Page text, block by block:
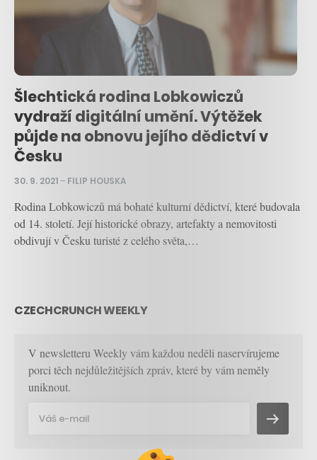
Šlechtická rodina Lobkowiczů
vydraží digitální umění. Výtěžek
půjde na obnovu jejího dědictví v
Česku
30. 9. 2021– FILIP HOUSKA
Rodina Lobkowiczů má bohaté kulturní dědictví, které budovala
od 14. století. Její historické obrazy, artefakty a nemovitosti
obdivují v Česku turisté z celého světa,…
CZECHCRUNCH WEEKLY
V newsletteru Weekly vám každou neděli naservírujeme
porci těch nejdůležitějších zpráv, které by vám neměly
uniknout.